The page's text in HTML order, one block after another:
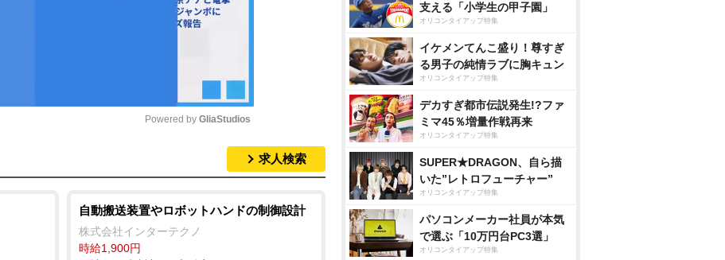
t
e
Powered by GliaStudios
求人検索
自動搬送装置やロボットハンドの制御設計
株式会社インターテクノ
時給1,900円
支える「小学生の甲子園」
オリコンタイアップ特集
イケメンてんこ盛り！尊すぎ
る男子の純情ラブに胸キュン
オリコンタイアップ特集
デカすぎ都市伝説発生!?ファ
ミマ45％増量作戦再来
オリコンタイアップ特集
SUPER★DRAGON、自ら描
いた”レトロフューチャー”
オリコンタイアップ特集
パソコンメーカー社員が本気
で選ぶ「10万円台PC3選」
オリコンタイアップ特集